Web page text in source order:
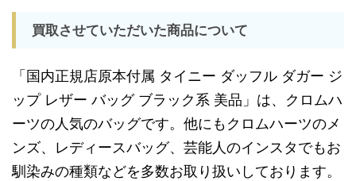
買取させていただいた商品について
「国内正規店原本付属 タイニー ダッフル ダガー ジ
ップ レザー バッグ ブラック系 美品」は、クロムハ
ーツの人気のバッグです。他にもクロムハーツのメ
ンズ、レディースバッグ、芸能人のインスタでもお
馴染みの種類などを多数お取り扱いしております。